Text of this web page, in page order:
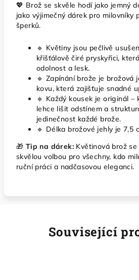
💖 Brož se skvěle hodí jako jemný
jako výjimečný dárek pro milovníky
šperků.
🔹 Květiny jsou pečlivě
křišťálově čiré pryskyřici,
odolnost a lesk.
🔹 Zapínání brože je brožová
kovu, která zajišťuje snadné
🔹 Každý kousek je originál –
lehce lišit odstínem a
jedinečnost každé brože.
🔹 Délka brožové jehly je 7,5
🎁 Tip na dárek: Květinová brož
skvělou volbou pro všechny, kdo
ruční práci a nadčasovou eleganci.
Související